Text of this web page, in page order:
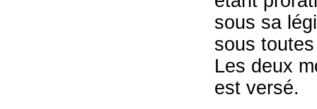
sous sa
sous
Les deux
est versé.